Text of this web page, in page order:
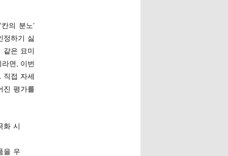
의 분노’
정하기 싫
같은 묘미
면, 이번
직접 자세
진 평가를
화 시
을 우